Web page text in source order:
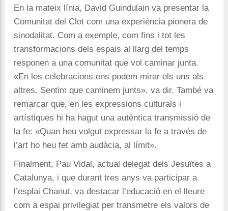
En la mateix línia, David Guindulain va presentar la
Comunitat del Clot com una experiència pionera de
sinodalitat. Com a exemple, com fins i tot les
transformacions dels espais al llarg del temps
responen a una comunitat que vol caminar junta.
«En les celebracions ens podem mirar els uns als
altres. Sentim que caminem junts», va dir. També va
remarcar que, en les expressions culturals i
artístiques hi ha hagut una autèntica transmissió de
la fe: «Quan heu volgut expressar la fe a través de
l’art ho heu fet amb audàcia, al límit».
Finalment, Pau Vidal, actual delegat dels Jesuïtes a
Catalunya, i que durant tres anys va participar a
l’esplai Chanut, va destacar l’educació en el lleure
com a espai privilegiat per transmetre els valors de